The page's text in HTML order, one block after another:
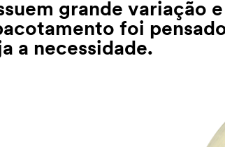
grande variação
foi
a necessidade.